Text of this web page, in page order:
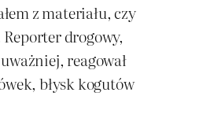
z materiału, czy
drogowy,
reagował
błysk kogutów